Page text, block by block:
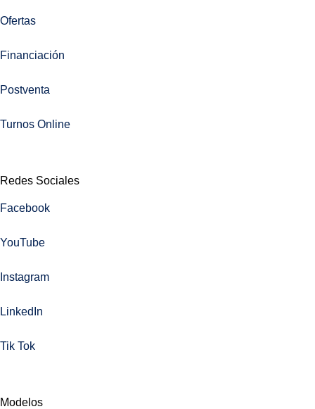
Ofertas
Financiación
Postventa
Turnos Online
Redes Sociales
Facebook
YouTube
Instagram
LinkedIn
Tik Tok
Modelos